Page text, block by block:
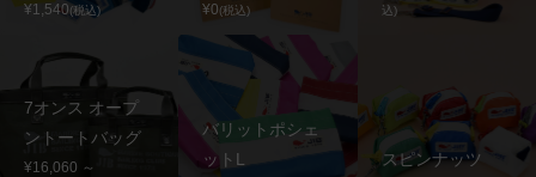
¥1,540(税込) ¥0(税込)
込)
7オンス オープ
ントートバッグ
¥16,060 ～
バリットポシェ
ットL
スピンナッツ